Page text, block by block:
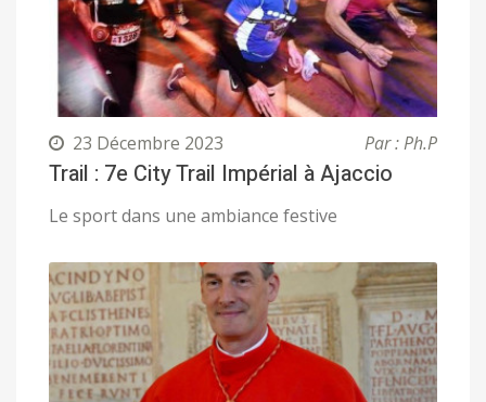
23 Décembre 2023 Par : Ph.P
Trail : 7e City Trail Impérial à Ajaccio
Le sport dans une ambiance festive